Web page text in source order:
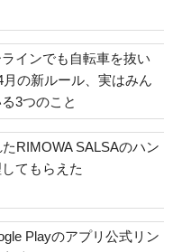
インでも自転車を抜い
の新ルール、実はみん
3つのこと
RIMOWA SALSAのハン
てもらえた
Playのアプリ公式リン